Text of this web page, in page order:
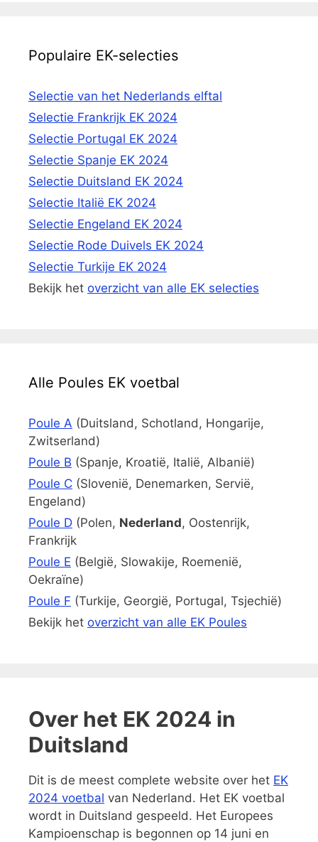
Populaire EK-selecties
Selectie van het Nederlands elftal
Selectie Frankrijk EK 2024
Selectie Portugal EK 2024
Selectie Spanje EK 2024
Selectie Duitsland EK 2024
Selectie Italië EK 2024
Selectie Engeland EK 2024
Selectie Rode Duivels EK 2024
Selectie Turkije EK 2024
Bekijk het overzicht van alle EK selecties
Alle Poules EK voetbal
Poule A (Duitsland, Schotland, Hongarije,
Zwitserland)
Poule B (Spanje, Kroatië, Italië, Albanië)
Poule C (Slovenië, Denemarken, Servië,
Engeland)
Poule D (Polen, Nederland, Oostenrijk,
Frankrijk
Poule E (België, Slowakije, Roemenië,
Oekraïne)
Poule F (Turkije, Georgië, Portugal, Tsjechië)
Bekijk het overzicht van alle EK Poules
Over het EK 2024 in
Duitsland
Dit is de meest complete website over het EK
2024 voetbal van Nederland. Het EK voetbal
wordt in Duitsland gespeeld. Het Europees
Kampioenschap is begonnen op 14 juni en